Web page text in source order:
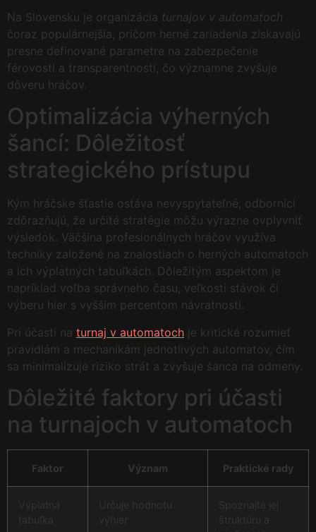
Na Slovensku je organizácia turnajov v automatoch
čoraz populárnejšia, pričom herné zariadenia získavajú
presne definované parametre na zabezpečenie
férovosti a transparentnosti, čo významne zvyšuje
dôveru hráčov.
Optimalizácia výherných
šancí: Dôležitosť
strategického prístupu
Kým hráčske šťastie ostáva nevyspytateľné, odborníci
zdôrazňujú, že určité stratégie môžu výrazne ovplyvniť
výsledok. Väčšina profesionálnych hráčov využíva
techniky založené na znalostiach o herných automatoch
a ich výplatných tabuľkách. Dôležitým aspektom je
napríklad voľba správneho času, veľkosti stávok či
výberu hier s vyšším percentom návratnosti.
Pri účasti na turnaj v automatoch je kritické rozumieť
pravidlám a mechanikám jednotlivých automatov, čím
sa minimalizuje riziko strát a zvyšuje šanca na odmeny.
Dôležité faktory pri účasti
na turnajoch v automatoch
Faktor Význam Praktické rady
Výplatná
štruktúru a